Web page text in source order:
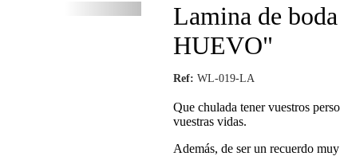
Lamina de
HUEVO"
Ref: WL-019-LA
Que chulada tener vuestros
vuestras vidas.
Además, de ser un recuerdo